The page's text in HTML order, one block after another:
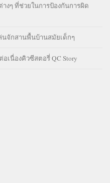
งๆ ที่ช่วยในการป้องกันการผิด
จักสานพื้นบ้านสมัยเด็กๆ
เนื่องคิวซีสตอรี่ QC Story